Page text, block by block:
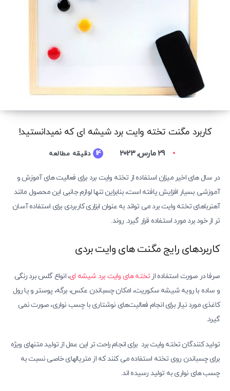
کاربرد مگنت تخته وایت برد شیشه ای که نمیدانستید!
29 مارس, 2023 14 دقیقه مطالعه
در سال های اخیر میزان استفاده از تخته وایت برد برای فعالیت های آموزش و
آموزشی بسیار افزایش یافته است، بنابراین تنها لوازم جانبی این محصول مانند
آهنرباهای تخته وایت برد می تواند به عنوان ابزاری کاربردی برای استفاده آسان
تر از خود برد مورد استفاده قرار گیرد. روند.
کاربردهای رایج مگنت های وایت بردی
صرفا در صورت استفاده ازتخته های وایت برد شیشه ای، انواع گلس برد رنگی
و ساده با رویه شیشه سکوریت، امکان چسباندن عکس، برگه، پوستر و یا رول
کاغذی مورد نیاز برای انجام فعالیت‌های نوشتاری با چسب نواری، صورت نمی
گیرد.
تولید کنندگان تخته وایت برد برای انجام راحت تر این عمل از تولید متنهای ویژه
برای چسباندن روی تخته استفاده می کنند که از متریالهای خاصی نسبت به
چسب های نواری به تولید رسیده اند.